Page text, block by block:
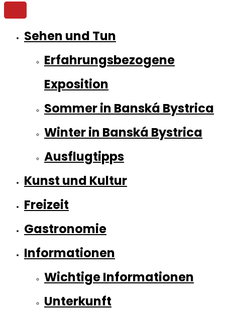
Sehen und Tun
Erfahrungsbezogene
Exposition
Sommer in Banská Bystrica
Winter in Banská Bystrica
Ausflugtipps
Kunst und Kultur
Freizeit
Gastronomie
Informationen
Wichtige Informationen
Unterkunft